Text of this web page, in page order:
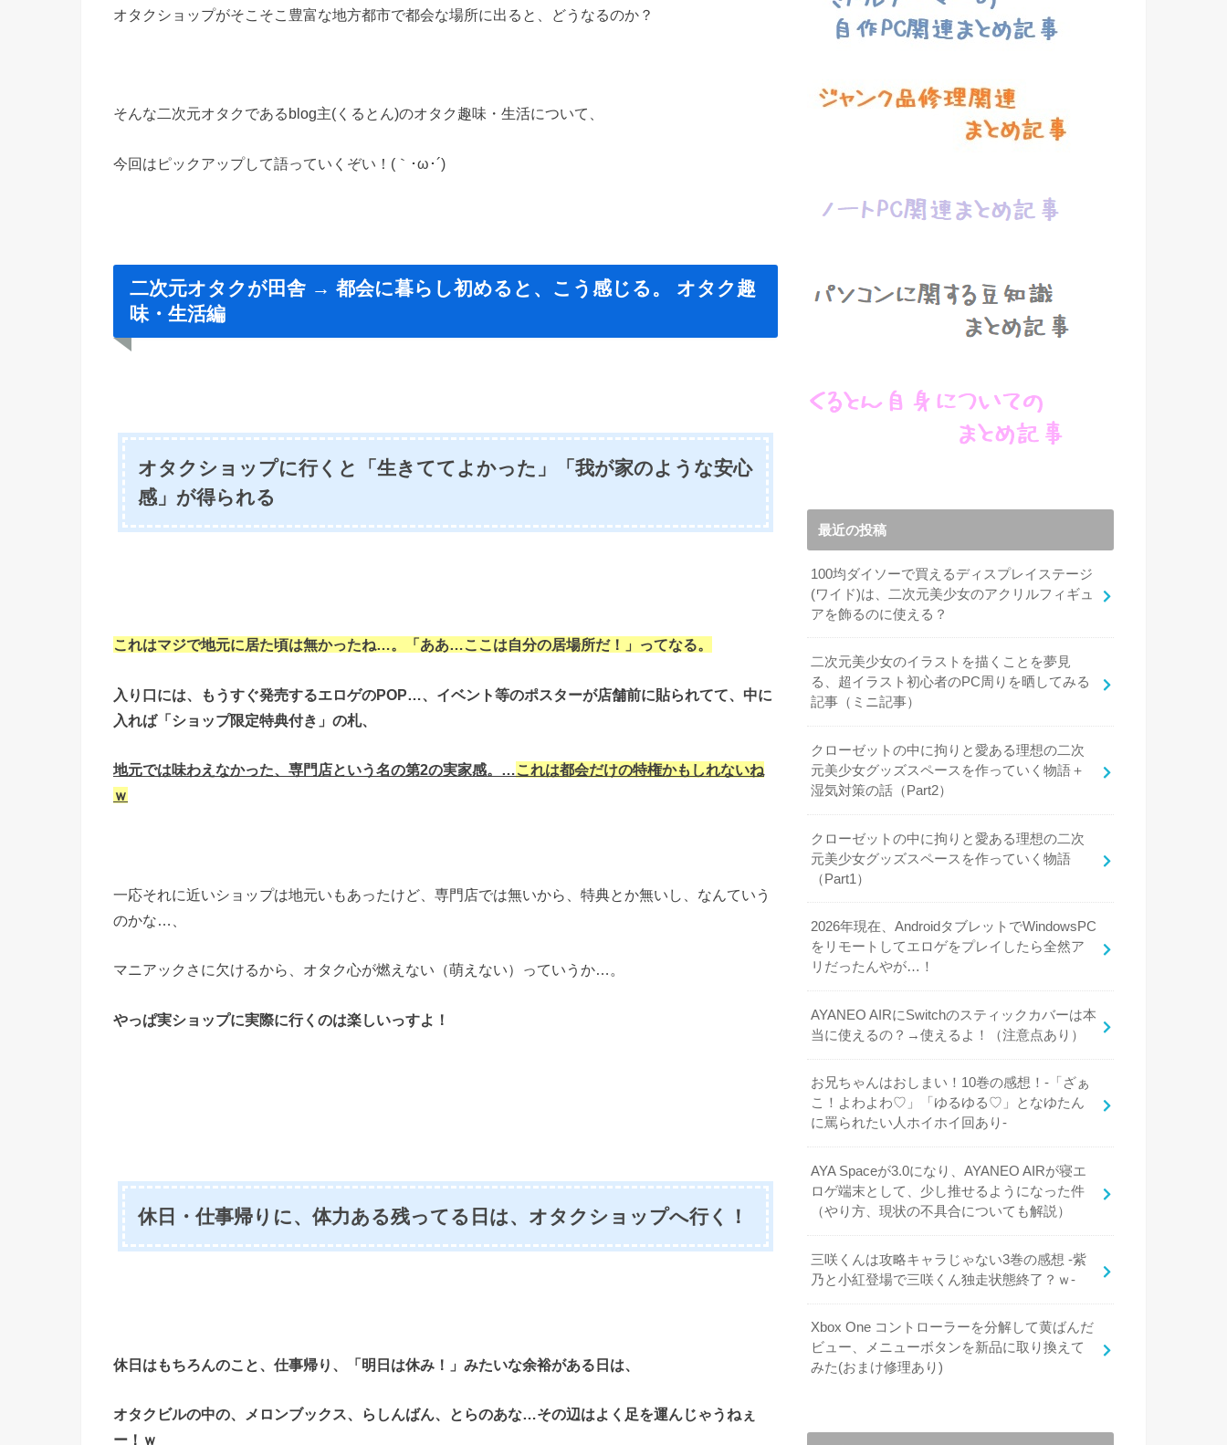
オタクショップがそこそこ豊富な地方都市で都会な場所に出ると、どうなるのか？
そんな二次元オタクであるblog主(くるとん)のオタク趣味・生活について、
今回はピックアップして語っていくぞい！(｀･ω･´)ゞ
二次元オタクが田舎 → 都会に暮らし初めると、こう感じる。 オタク趣
味・生活編
オタクショップに行くと「生きててよかった」「我が家のような安心
感」が得られる
これはマジで地元に居た頃は無かったね…。「ああ…ここは自分の居場所だ！」ってなる。
入り口には、もうすぐ発売するエロゲのPOP…、イベント等のポスターが店舗前に貼られてて、中に
入れば「ショップ限定特典付き」の札、
地元では味わえなかった、専門店という名の第2の実家感。…これは都会だけの特権かもしれないね
ｗ
一応それに近いショップは地元いもあったけど、専門店では無いから、特典とか無いし、なんていう
のかな…、
マニアックさに欠けるから、オタク心が燃えない（萌えない）っていうか…。
やっぱ実ショップに実際に行くのは楽しいっすよ！
休日・仕事帰りに、体力ある残ってる日は、オタクショップへ行く！
休日はもちろんのこと、仕事帰り、「明日は休み！」みたいな余裕がある日は、
オタクビルの中の、メロンブックス、らしんばん、とらのあな…その辺はよく足を運んじゃうねぇ
ー！ｗ
最近の投稿
100均ダイソーで買えるディスプレイステージ
(ワイド)は、二次元美少女のアクリルフィギュ
アを飾るのに使える？
二次元美少女のイラストを描くことを夢見
る、超イラスト初心者のPC周りを晒してみる
記事（ミニ記事）
クローゼットの中に拘りと愛ある理想の二次
元美少女グッズスペースを作っていく物語＋
湿気対策の話（Part2）
クローゼットの中に拘りと愛ある理想の二次
元美少女グッズスペースを作っていく物語
（Part1）
2026年現在、AndroidタブレットでWindowsPC
をリモートしてエロゲをプレイしたら全然ア
リだったんやが…！
AYANEO AIRにSwitchのスティックカバーは本
当に使えるの？→使えるよ！（注意点あり）
お兄ちゃんはおしまい！10巻の感想！-「ざぁ
こ！よわよわ♡」「ゆるゆる♡」となゆたん
に罵られたい人ホイホイ回あり-
AYA Spaceが3.0になり、AYANEO AIRが寝エ
ロゲ端末として、少し推せるようになった件
（やり方、現状の不具合についても解説）
三咲くんは攻略キャラじゃない3巻の感想 -紫
乃と小紅登場で三咲くん独走状態終了？ｗ-
Xbox One コントローラーを分解して黄ばんだ
ビュー、メニューボタンを新品に取り換えて
みた(おまけ修理あり)